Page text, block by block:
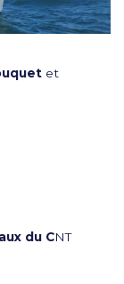
et
du CNT